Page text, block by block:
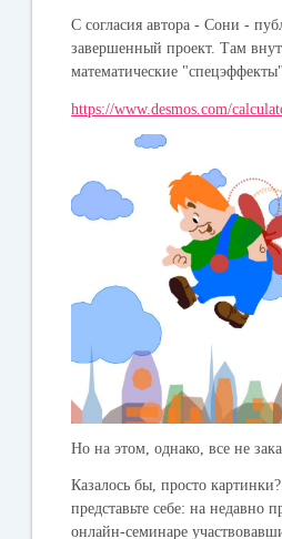
С согласия автора - Сони -
завершенный проект. Там
математические "спецэффекты"
https://www.desmos.com/
Но на этом, однако, все не
Казалось бы, просто
представьте себе: на недавно
онлайн-семинаре